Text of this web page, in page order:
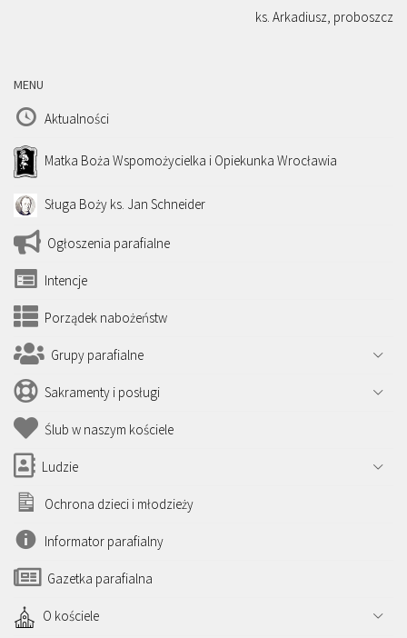
ks. Arkadiusz, proboszcz
MENU
Aktualności
Matka Boża Wspomożycielka i Opiekunka Wrocławia
Sługa Boży ks. Jan Schneider
Ogłoszenia parafialne
Intencje
Porządek nabożeństw
Grupy parafialne
Sakramenty i posługi
Ślub w naszym kościele
Ludzie
Ochrona dzieci i młodzieży
Informator parafialny
Gazetka parafialna
O kościele